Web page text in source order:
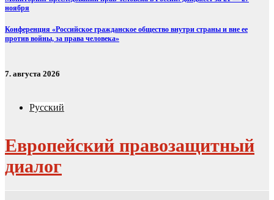
ноября
Конференция «Российское гражданское общество внутри страны и вне ее
против войны, за права человека»
7. августа 2026
Русский
Европейский правозащитный
диалог